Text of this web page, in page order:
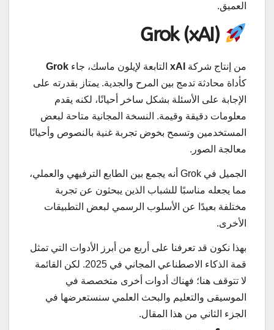
العميق.
Grok (xAI)
من إنتاج شركة xAI التابعة لإيلون ماسك، جاء Grok
كأداة محادثة تدمج بين المرح والجدية. يمتاز بقدرته على
الإجابة على الأسئلة بشكل ساخر أحيانًا، لكنه يقدم
معلومات دقيقة وقيمة. النسخة المجانية متاحة لبعض
المستخدمين وتسمح بخوض تجربة غنية بالنصوص وأحيانًا
معالجة الصور.
الجميل في Grok أنه يجمع بين الطابع الترفيهي والعملي،
مما يجعله مناسبًا للشباب الذين يبحثون عن تجربة
مختلفة بعيدًا عن الأسلوب الرسمي لبعض التطبيقات
الأخرى.
بهذا نكون قد تعرفنا على أربع من أبرز الأدوات التي تمثل
قمة الذكاء الاصطناعي المجاني في 2025. لكن القائمة
لا تتوقف هنا؛ فهناك أدوات أخرى متخصصة في
الموسيقى والتعليم والبحث العلمي سنستعرضها في
الجزء الثاني من هذا المقال.